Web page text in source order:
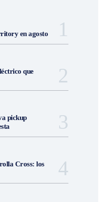
en agosto
que
pickup
Cross: los